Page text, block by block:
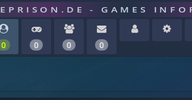
EPRISON.DE - GAMES
0 0 0 0